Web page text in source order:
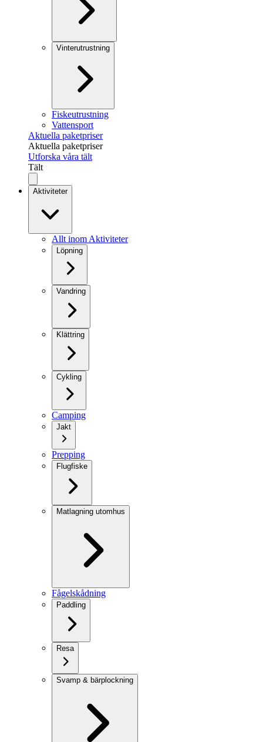
Vinterutrustning
Fiskeutrustning
Vattensport
Aktuella paketpriser
Aktuella paketpriser
Utforska våra tält
Tält
Aktiviteter
Allt inom Aktiviteter
Löpning
Vandring
Klättring
Cykling
Camping
Jakt
Prepping
Flugfiske
Matlagning utomhus
Fågelskådning
Paddling
Resa
Svamp & bärplockning